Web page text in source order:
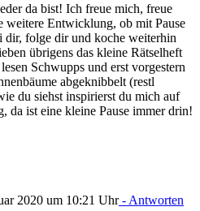
da bist! Ich freue mich, freue
weitere Entwicklung, ob mit Pause
dir, folge dir und koche weiterhin
übrigens das kleine Rätselheft
Schwupps und erst vorgestern
abgeknibbelt (restl
du siehst inspirierst du mich auf
da ist eine kleine Pause immer drin!
2020 um 10:21 Uhr- Antworten